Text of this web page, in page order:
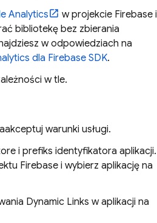
Analytics
w projekcie Firebase i
bibliotekę bez zbierania
w odpowiedziach na
dla Firebase SDK.
w tle.
warunki usługi.
i prefiks identyfikatora aplikacji.
Firebase i wybierz aplikację na
Dynamic Links w aplikacji na